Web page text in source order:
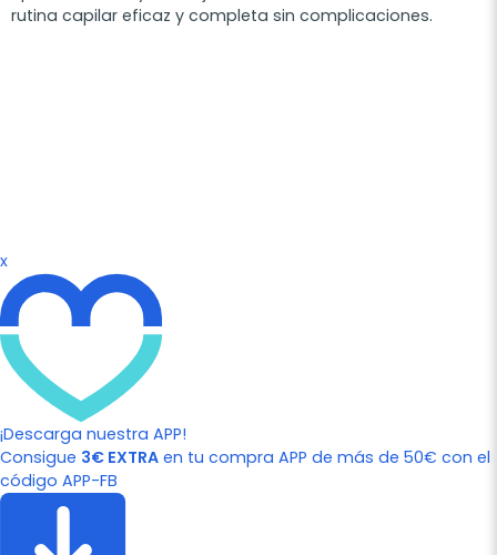
rutina capilar eficaz y completa sin complicaciones.
x
¡Descarga nuestra APP!
Consigue 3€ EXTRA en tu compra APP de más de 50€ con el
código APP-FB